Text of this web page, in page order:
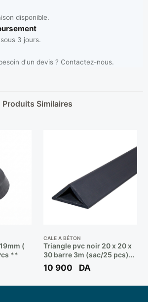
disponible.
3 jours.
d'un devis ? Contactez-nous.
Produits Similaires
(
**
CALE A BÉTON
Triangle pvc noir 20 x 20 x
30 barre 3m (sac/25 pcs)
**
10 900 DA